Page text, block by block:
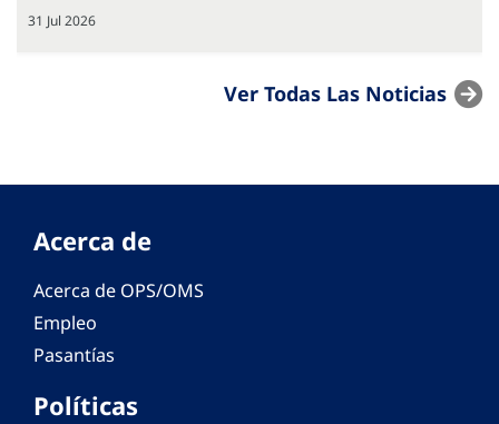
31 Jul 2026
Ver Todas Las Noticias
Acerca de
Acerca de OPS/OMS
Empleo
Pasantías
Políticas